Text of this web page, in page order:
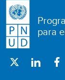
para